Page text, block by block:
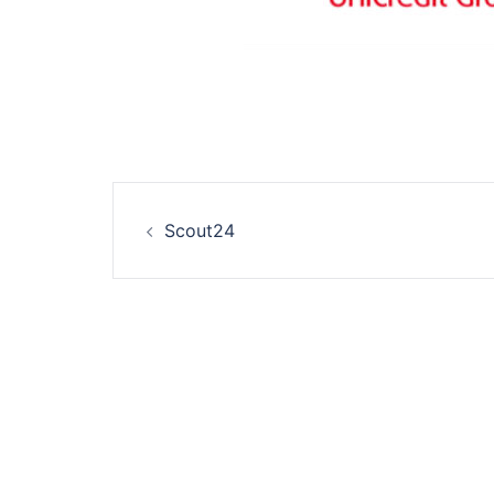
Navigation
Scout24